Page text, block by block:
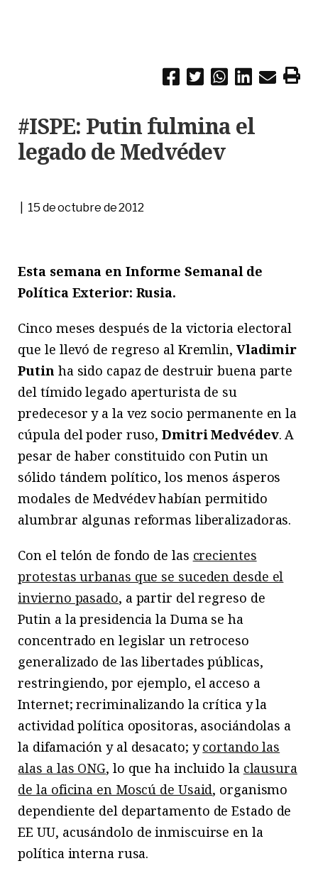
#ISPE: Putin fulmina el
legado de Medvédev
| 15 de octubre de 2012
Esta semana en Informe Semanal de
Política Exterior: Rusia.
Cinco meses después de la victoria electoral
que le llevó de regreso al Kremlin, Vladimir
Putin ha sido capaz de destruir buena parte
del tímido legado aperturista de su
predecesor y a la vez socio permanente en la
cúpula del poder ruso,Dmitri Medvédev. A
pesar de haber constituido con Putin un
sólido tándem político, los menos ásperos
modales de Medvédev habían permitido
alumbrar algunas reformas liberalizadoras.
Con el telón de fondo de las crecientes
protestas urbanas que se suceden desde el
invierno pasado, a partir del regreso de
Putin a la presidencia la Duma se ha
concentrado en legislar un retroceso
generalizado de las libertades públicas,
restringiendo, por ejemplo, el acceso a
Internet; recriminalizando la crítica y la
actividad política opositoras, asociándolas a
la difamación y al desacato; ycortando las
alas a las ONG, lo que ha incluido la clausura
de la oficina en Moscú de Usaid, organismo
dependiente del departamento de Estado de
EE UU, acusándolo de inmiscuirse en la
política interna rusa.